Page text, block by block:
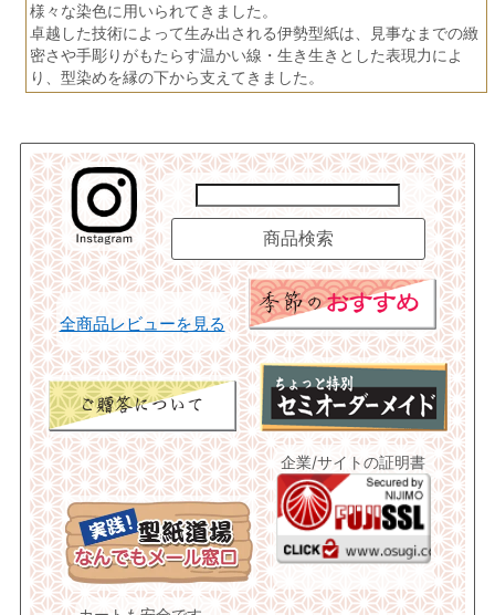
様々な染色に用いられてきました。
卓越した技術によって生み出される伊勢型紙は、見事なまでの緻
密さや手彫りがもたらす温かい線・生き生きとした表現力によ
り、型染めを縁の下から支えてきました。
全商品レビューを見る
企業/サイトの証明書